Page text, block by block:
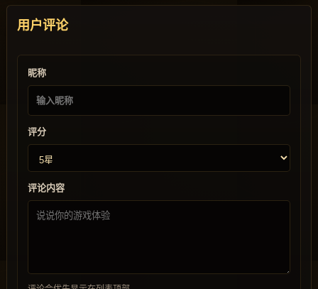
用户评论
昵称
评分
评论内容